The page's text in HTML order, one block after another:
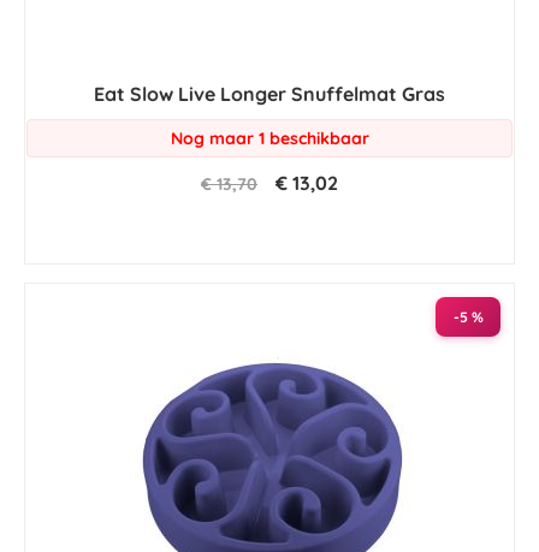
Eat Slow Live Longer Snuffelmat Gras
Nog maar 1 beschikbaar
€ 13,70 € 13,02
-5 %